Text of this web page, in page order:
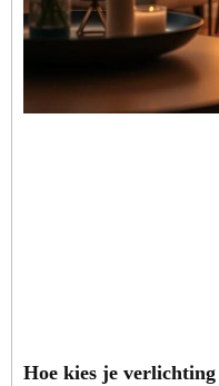
Hoe kies je